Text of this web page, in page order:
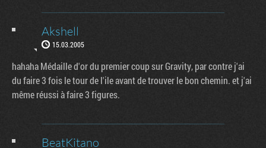
Akshell
15.03.2005
hahaha Médaille d'or du premier coup sur Gravity, par contre j'ai
du faire 3 fois le tour de l'ile avant de trouver le bon chemin. et j'ai
même réussi à faire 3 figures.
BeatKitano